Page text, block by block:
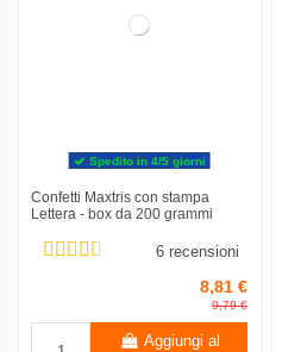
Spedito in 4/5 giorni
Confetti Maxtris con stampa
Lettera - box da 200 grammi
6 recensioni
8,81 €
9,79 €
Aggiungi al